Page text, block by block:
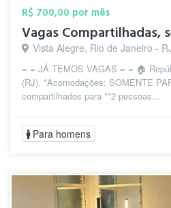
R$ 700,00 por mês
Vista Alegre, Rio de Janeiro -
= = JÁ TEMOS VAGAS = = 🏠
(RJ). *Acomodações: SOMENTE
compartilhados para **2 pessoas...
Para homens